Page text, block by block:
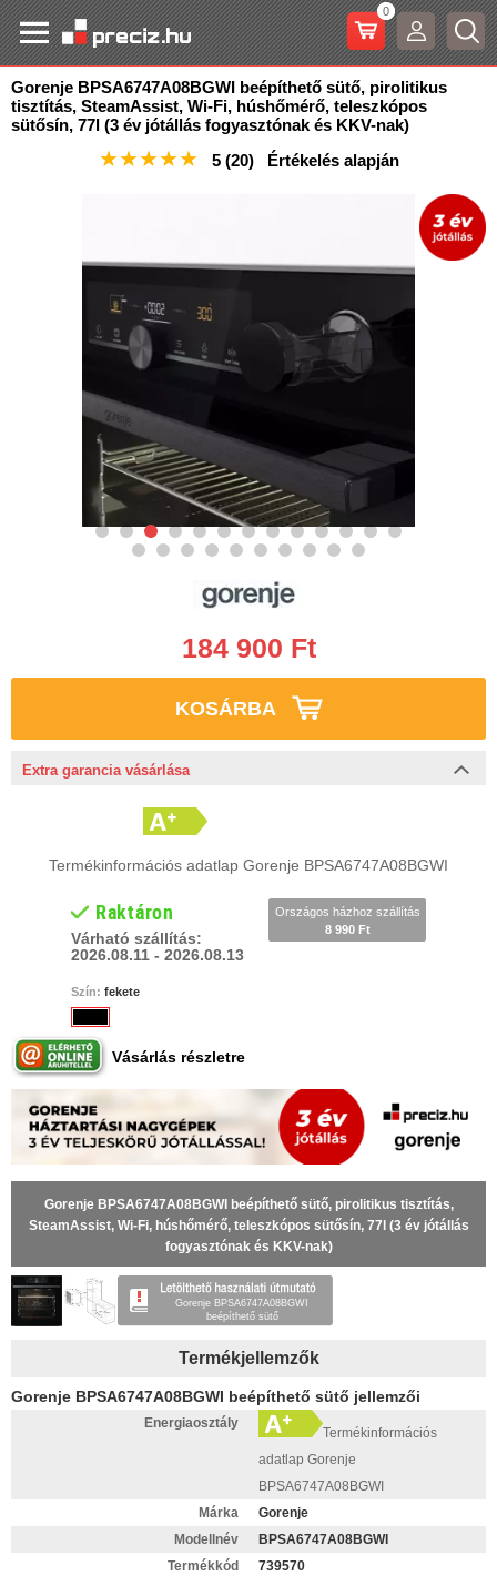
0
Gorenje BPSA6747A08BGWI beépíthető sütő, pirolitikus
tisztítás, SteamAssist, Wi-Fi, húshőmérő, teleszkópos
sütősín, 77l (3 év jótállás fogyasztónak és KKV-nak)
★★★★★ 5 (20)Értékelés alapján
184 900 Ft
KOSÁRBA
Extra garancia vásárlása
Termékinformációs adatlap Gorenje BPSA6747A08BGWI
Raktáron
Várható szállítás:
2026.08.11 - 2026.08.13
Országos házhoz szállítás
8 990 Ft
Szín: fekete
Vásárlás részletre
Gorenje BPSA6747A08BGWI beépíthető sütő, pirolitikus tisztítás,
SteamAssist, Wi-Fi, húshőmérő, teleszkópos sütősín, 77l (3 év jótállás
fogyasztónak és KKV-nak)
Gorenje BPSA6747A08BGWI
beépíthető sütő
Termékjellemzők
Gorenje BPSA6747A08BGWI beépíthető sütő jellemzői
Energiaosztály
Termékinformációs
adatlap Gorenje
BPSA6747A08BGWI
Márka
Gorenje
Modellnév
BPSA6747A08BGWI
Termékkód
739570